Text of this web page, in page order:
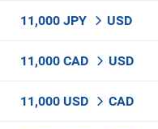
11,000 JPY USD
11,000 CAD USD
11,000 USD CAD